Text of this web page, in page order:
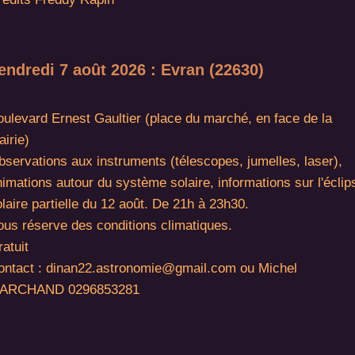
7 août 2026 : Evran (22630)
Ernest Gaultier (place du marché, en face de la
aux instruments (télescopes, jumelles, laser),
autour du système solaire, informations sur
partielle du 12 août. De 21h à 23h30.
réserve des conditions climatiques.
: dinan22.astronomie@gmail.com ou Michel
0296853281